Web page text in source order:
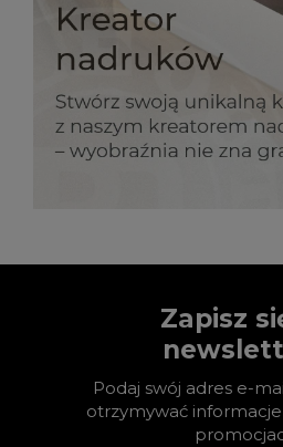
Zapisz
Podaj swój adres e-
otrzymywać